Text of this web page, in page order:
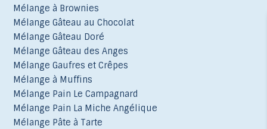
Mélange à Brownies
Mélange Gâteau au Chocolat
Mélange Gâteau Doré
Mélange Gâteau des Anges
Mélange Gaufres et Crêpes
Mélange à Muffins
Mélange Pain Le Campagnard
Mélange Pain La Miche Angélique
Mélange Pâte à Tarte